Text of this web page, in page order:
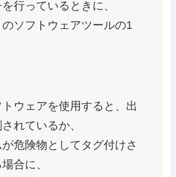
行っているときに、
のソフトウェアツールの1
ウェアを使用すると、出
れているか、
危険物としてタグ付けさ
合に、